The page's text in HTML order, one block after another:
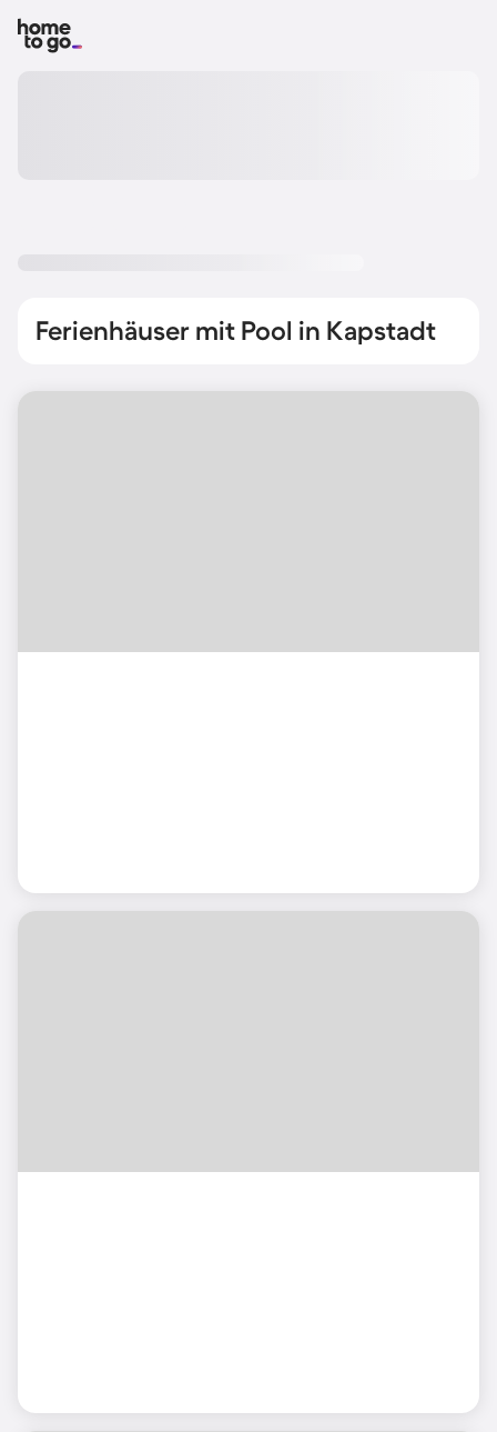
Ferienhäuser mit Pool in Kapstadt